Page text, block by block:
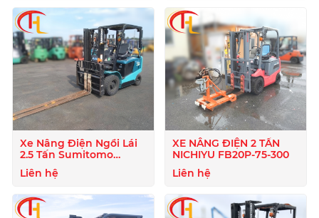
Xe Nâng Điện Ngồi Lái
2.5 Tấn Sumitomo
51FB25PJXIII
Liên hệ
XE NÂNG ĐIỆN 2 TẤN
NICHIYU FB20P-75-300
Liên hệ